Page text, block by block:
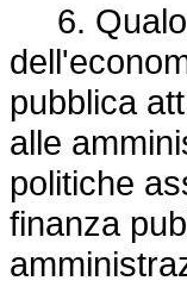
6.
pubblica
alle
politiche
finanza